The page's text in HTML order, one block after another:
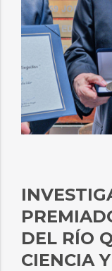
DEL RÍO
CIENCIA